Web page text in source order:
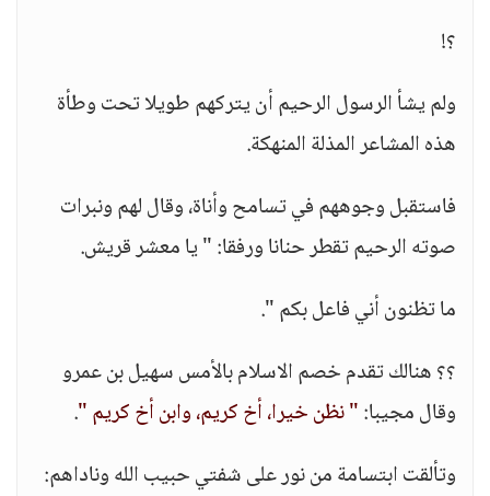
؟!
ولم يشأ الرسول الرحيم أن يتركهم طويلا تحت وطأة
هذه المشاعر المذلة المنهكة.
فاستقبل وجوههم في تسامح وأناة، وقال لهم ونبرات
صوته الرحيم تقطر حنانا ورفقا: " يا معشر قريش.
ما تظنون أني فاعل بكم ".
؟؟ هنالك تقدم خصم الاسلام بالأمس سهيل بن عمرو
وقال مجيبا:" نظن خيرا، أخ كريم، وابن أخ كريم ".
وتألقت ابتسامة من نور على شفتي حبيب الله وناداهم: